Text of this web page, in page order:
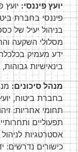
יועץ פיננסי: יועץ
פיננסי בחברת
בניהול יעיל של
מסלולי השקעה
ידע מעמיק בכלכלה,
בינאישיות
מנהל סיכונים:
בחברת ביטוח,
תחומי אחריות:
תפעוליים
אסטרטגיות
כישורים נדרשים: